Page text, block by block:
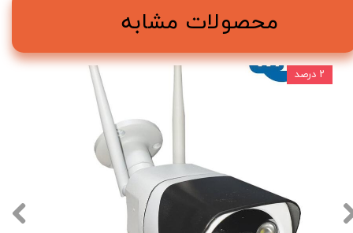
۲ درصد
محصولات مشابه